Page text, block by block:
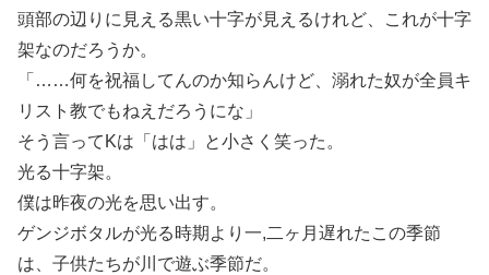
頭部の辺りに見える黒い十字が見えるけれど、これが十字
架なのだろうか。
「……何を祝福してんのか知らんけど、溺れた奴が全員キ
リスト教でもねえだろうにな」
そう言ってKは「はは」と小さく笑った。
光る十字架。
僕は昨夜の光を思い出す。
ゲンジボタルが光る時期より一,二ヶ月遅れたこの季節
は、子供たちが川で遊ぶ季節だ。